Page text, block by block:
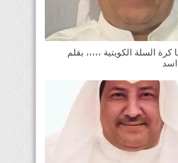
كرة السلة الكويتية ،،،،، بقلم
اسد